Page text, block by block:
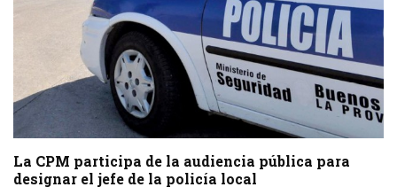
La CPM participa de la audiencia pública para
designar el jefe de la policía local